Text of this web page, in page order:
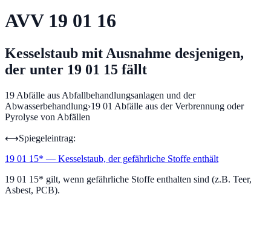
AVV 19 01 16
Kesselstaub mit Ausnahme desjenigen,
der unter 19 01 15 fällt
19 Abfälle aus Abfallbehandlungsanlagen und der
Abwasserbehandlung›19 01 Abfälle aus der Verbrennung oder
Pyrolyse von Abfällen
⟷Spiegeleintrag:
19 01 15* — Kesselstaub, der gefährliche Stoffe enthält
19 01 15* gilt, wenn gefährliche Stoffe enthalten sind (z.B. Teer,
Asbest, PCB).